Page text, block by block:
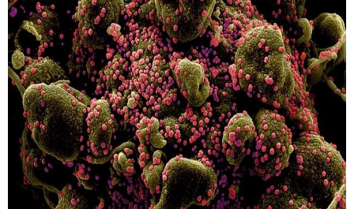
Circuits touristiques
Tourisme
Régions
Hotels